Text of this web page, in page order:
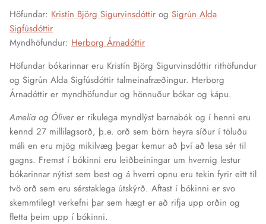
Höfundar: Kristín Björg Sigurvinsdóttir og Sigrún Alda
Sigfúsdóttir
Myndhöfundur: Herborg Árnadóttir
Höfundar bókarinnar eru Kristín Björg Sigurvinsdóttir rithöfundur
og Sigrún Alda Sigfúsdóttir talmeinafræðingur. Herborg
Árnadóttir er myndhöfundur og hönnuður bókar og kápu.
Amelía og Óliverer ríkulega myndlýst barnabók og í henni eru
kennd 27 millilagsorð, þ.e. orð sem börn heyra síður í töluðu
máli en eru mjög mikilvæg þegar kemur að því að lesa sér til
gagns. Fremst í bókinni eru leiðbeiningar um hvernig lestur
bókarinnar nýtist sem best og á hverri opnu eru tekin fyrir eitt til
tvö orð sem eru sérstaklega útskýrð. Aftast í bókinni er svo
skemmtilegt verkefni þar sem hægt er að rifja upp orðin og
fletta þeim upp í bókinni.